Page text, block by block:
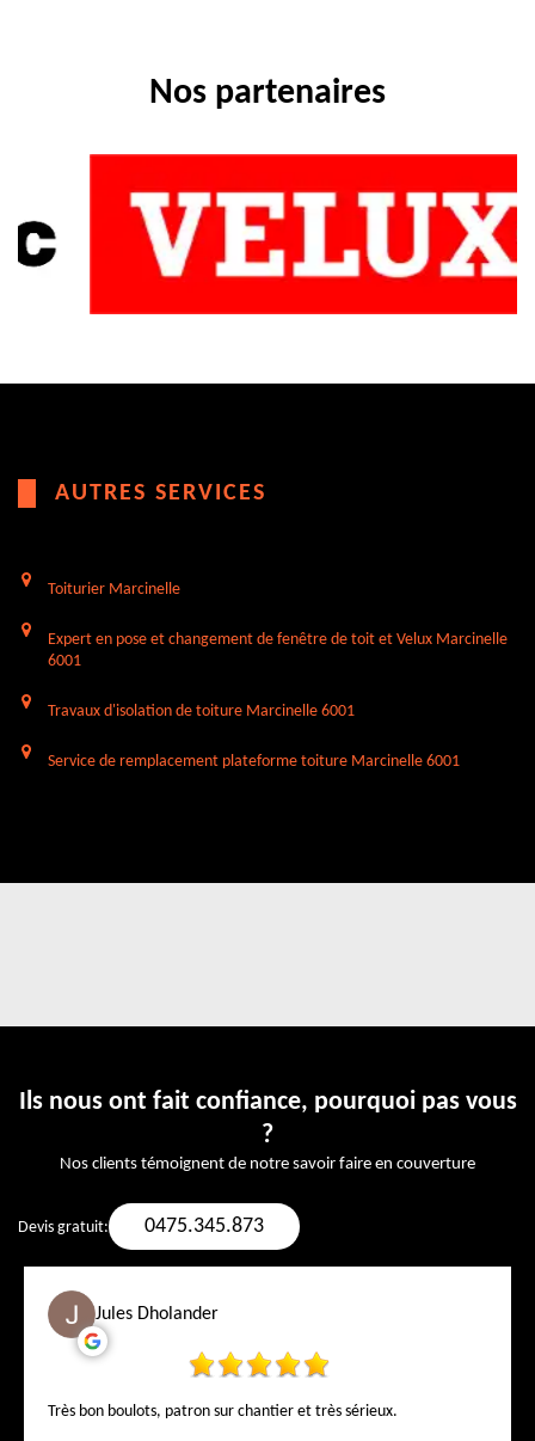
Nos partenaires
AUTRES SERVICES
Toiturier Marcinelle
Expert en pose et changement de fenêtre de toit et Velux Marcinelle
6001
Travaux d'isolation de toiture Marcinelle 6001
Service de remplacement plateforme toiture Marcinelle 6001
Ils nous ont fait confiance, pourquoi pas vous
?
Nos clients témoignent de notre savoir faire en couverture
Devis gratuit: 0475.345.873
Jules Dholander
Très bon boulots, patron sur chantier et très sérieux.